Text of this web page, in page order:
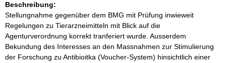
Beschreibung:
Stellungnahme gegenüber dem BMG mit Prüfung inwieweit
Regelungen zu Tierarzneimitteln mit Blick auf die
Agenturverordnung korrekt tranferiert wurde. Ausserdem
Bekundung des Interesses an den Massnahmen zur Stimulierung
der Forschung zu Antibioitka (Voucher-System) hinsichtlich einer